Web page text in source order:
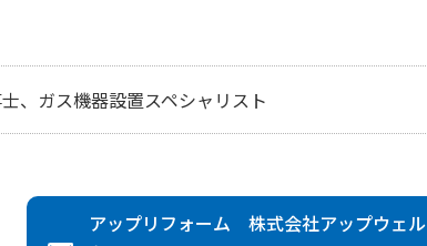
、ガス機器設置スペシャリスト
アップリフォーム 株式会社アップウェル